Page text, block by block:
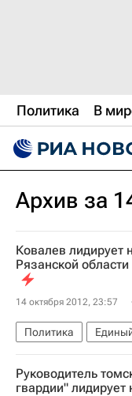
Политика В
Архив за
Ковалев лидирует
Рязанской
14 октября 2012, 23:57
Политика
Руководитель
гвардии"